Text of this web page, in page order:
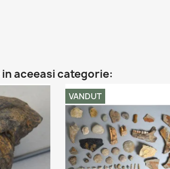
aceeasi categorie:
VANDUT